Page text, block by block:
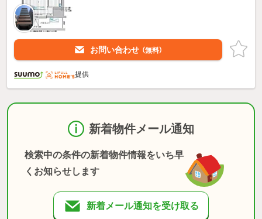
お問い合わせ （無料）
提供
新着物件メール通知
検索中の条件の新着物件情報をいち早
くお知らせします
新着メール通知を受け取る